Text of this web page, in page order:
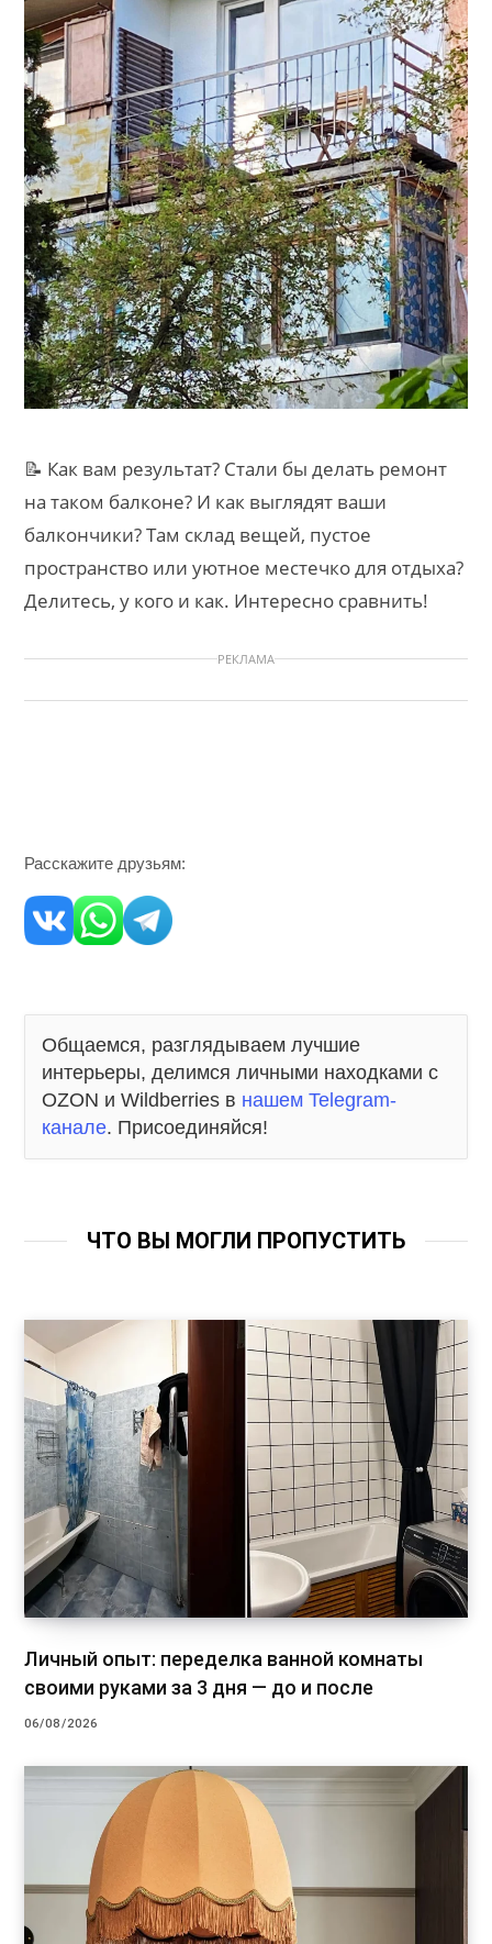
📝 Как вам результат? Стали бы делать ремонт
на таком балконе? И как выглядят ваши
балкончики? Там склад вещей, пустое
пространство или уютное местечко для отдыха?
Делитесь, у кого и как. Интересно сравнить!
РЕКЛАМА
Расскажите друзьям:
Общаемся, разглядываем лучшие
интерьеры, делимся личными находками с
OZON и Wildberries в нашем Telegram-
канале. Присоединяйся!
ЧТО ВЫ МОГЛИ ПРОПУСТИТЬ
Личный опыт: переделка ванной комнаты
своими руками за 3 дня — до и после
06/08/2026